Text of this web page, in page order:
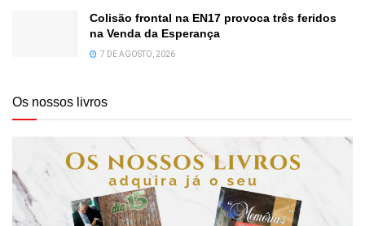
Colisão frontal na EN17 provoca três feridos
na Venda da Esperança
7 DE AGOSTO, 2026
Os nossos livros